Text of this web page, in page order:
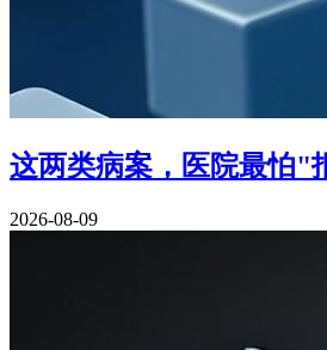
这两类病案，医院最怕"
2026-08-09